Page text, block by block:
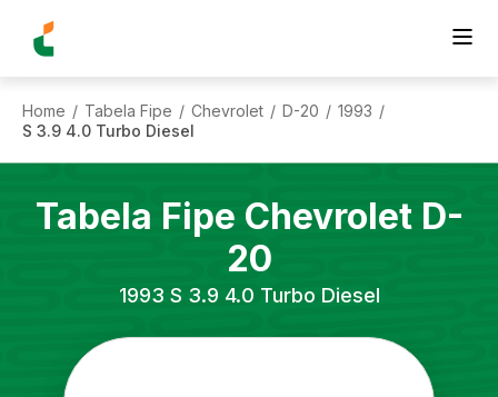
Home / Tabela Fipe / Chevrolet / D-20 / 1993 /
S 3.9 4.0 Turbo Diesel
Tabela Fipe Chevrolet D-
20
1993 S 3.9 4.0 Turbo Diesel